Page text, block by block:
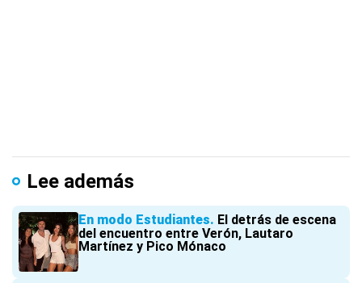
Lee además
En modo Estudiantes
El detrás de escena
del encuentro entre Verón, Lautaro
Martínez y Pico Mónaco